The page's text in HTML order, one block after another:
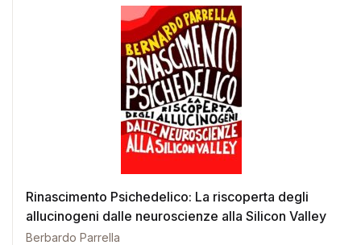
Rinascimento Psichedelico: La riscoperta degli
allucinogeni dalle neuroscienze alla Silicon Valley
Berbardo Parrella